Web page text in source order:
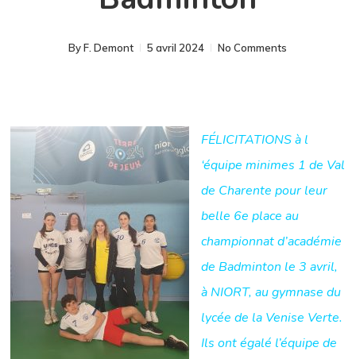
By F. Demont 5 avril 2024 No Comments
FÉLICITATIONS à l
‘équipe minimes 1 de Val
de Charente pour leur
belle 6e place au
championnat d’académie
de Badminton le 3 avril,
à NIORT, au gymnase du
lycée de la Venise Verte.
Ils ont égalé l’équipe de